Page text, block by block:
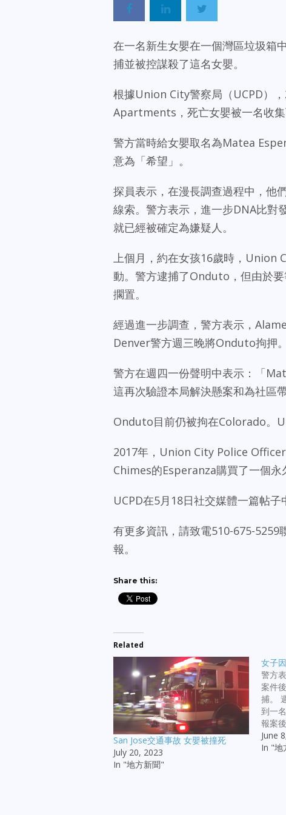
在一名新生女嬰在一個灣區垃圾箱
捕並被控謀殺了這名女嬰。
根據Union City警察局（UCPD）
Apartments，死亡女嬰被一名收集
警方當時給女嬰取名為Matea
意為「希望」。
探員表示，在漫長調查過程中，他
線索。警方表示，進一步DNA比
就已經被確定為嫌疑人。
上個月，約在女孩16歲時，Union
動。警方逮捕了Onduto，但由於
擱置。
經過進一步調查，警方表示，
Denver警方週三晚將Onduto拘押。
警方在週四一份聲明中表示：「
這再次驗證本局解決懸案和為社區
Onduto目前仍被拘在Colorado。
2017年，Union City Police
Chimes的Esperanza購買了一個永
UCPD在5月18日社交媒體一篇帖
有更多資訊，請致電510-675-5259
報。
Share this:
Related
San Jose交通事故 女嬰被撞死
July 20, 2023
In "地方新聞"
女子
警方
案件
捕。
到一
報案
Street
區。
June
In "地